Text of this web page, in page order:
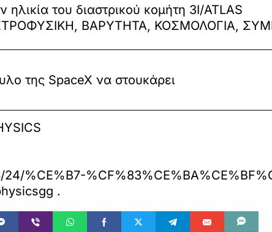
του διαστρικού κομήτη 3I/ATLAS
ΒΑΡΥΤΗΤΑ, ΚΟΣΜΟΛΟΓΙΑ,
της SpaceX να στουκάρει
%CE%B7-
.